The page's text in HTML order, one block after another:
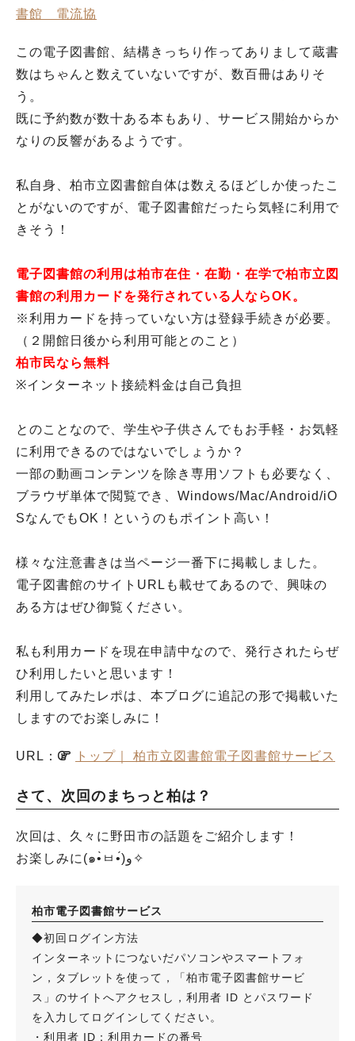
書館 電流協
この電子図書館、結構きっちり作ってありまして蔵書
数はちゃんと数えていないですが、数百冊はありそ
う。
既に予約数が数十ある本もあり、サービス開始からか
なりの反響があるようです。
私自身、柏市立図書館自体は数えるほどしか使ったこ
とがないのですが、電子図書館だったら気軽に利用で
きそう！
電子図書館の利用は柏市在住・在勤・在学で柏市立図
書館の利用カードを発行されている人ならOK。
※利用カードを持っていない方は登録手続きが必要。
（２開館日後から利用可能とのこと）
柏市民なら無料
※インターネット接続料金は自己負担
とのことなので、学生や子供さんでもお手軽・お気軽
に利用できるのではないでしょうか？
一部の動画コンテンツを除き専用ソフトも必要なく、
ブラウザ単体で閲覧でき、Windows/Mac/Android/iO
SなんでもOK！というのもポイント高い！
様々な注意書きは当ページ一番下に掲載しました。
電子図書館のサイトURLも載せてあるので、興味の
ある方はぜひ御覧ください。
私も利用カードを現在申請中なので、発行されたらぜ
ひ利用したいと思います！
利用してみたレポは、本ブログに追記の形で掲載いた
しますのでお楽しみに！
URL： トップ｜ 柏市立図書館電子図書館サービス
さて、次回のまちっと柏は？
次回は、久々に野田市の話題をご紹介します！
お楽しみに(๑•̀ㅂ•́)و✧
柏市電子図書館サービス
◆初回ログイン方法
インターネットにつないだパソコンやスマートフォ
ン，タブレットを使って，「柏市電子図書館サービ
ス」のサイトへアクセスし，利用者 ID とパスワード
を入力してログインしてください。
・利用者 ID：利用カードの番号